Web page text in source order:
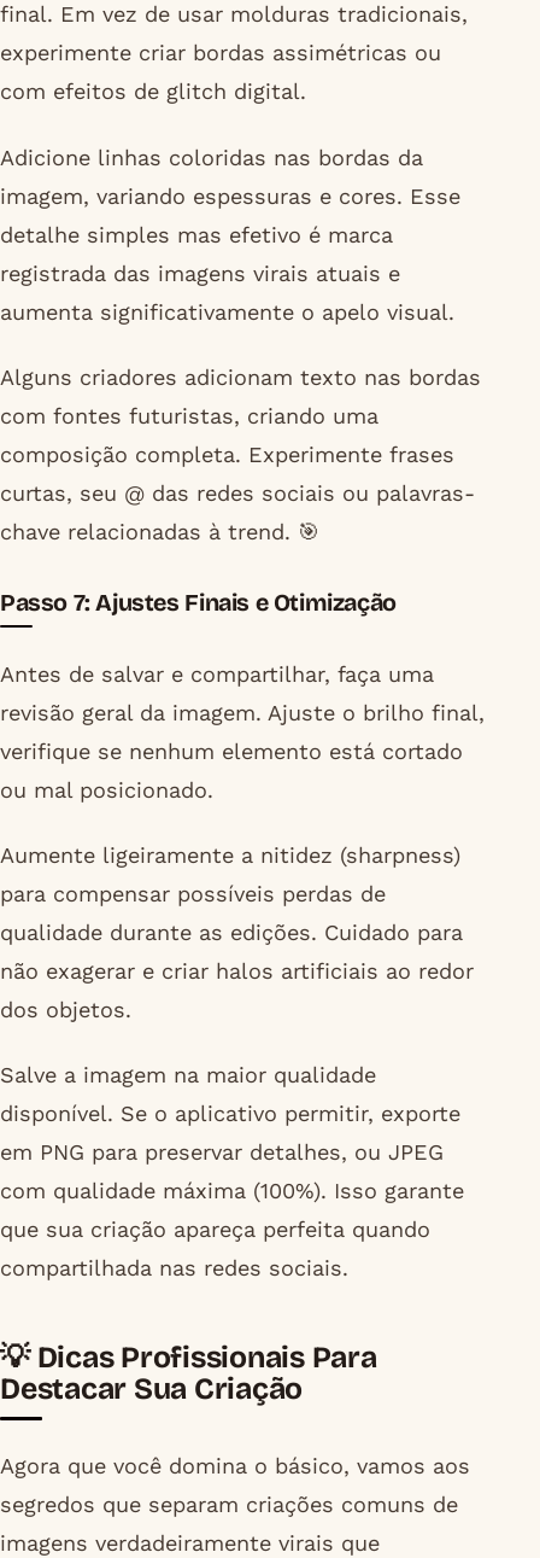
final. Em vez de usar molduras tradicionais,
experimente criar bordas assimétricas ou
com efeitos de glitch digital.
Adicione linhas coloridas nas bordas da
imagem, variando espessuras e cores. Esse
detalhe simples mas efetivo é marca
registrada das imagens virais atuais e
aumenta significativamente o apelo visual.
Alguns criadores adicionam texto nas bordas
com fontes futuristas, criando uma
composição completa. Experimente frases
curtas, seu @ das redes sociais ou palavras-
chave relacionadas à trend. 🎯
Passo 7: Ajustes Finais e Otimização
Antes de salvar e compartilhar, faça uma
revisão geral da imagem. Ajuste o brilho final,
verifique se nenhum elemento está cortado
ou mal posicionado.
Aumente ligeiramente a nitidez (sharpness)
para compensar possíveis perdas de
qualidade durante as edições. Cuidado para
não exagerar e criar halos artificiais ao redor
dos objetos.
Salve a imagem na maior qualidade
disponível. Se o aplicativo permitir, exporte
em PNG para preservar detalhes, ou JPEG
com qualidade máxima (100%). Isso garante
que sua criação apareça perfeita quando
compartilhada nas redes sociais.
💡 Dicas Profissionais Para
Destacar Sua Criação
Agora que você domina o básico, vamos aos
segredos que separam criações comuns de
imagens verdadeiramente virais que